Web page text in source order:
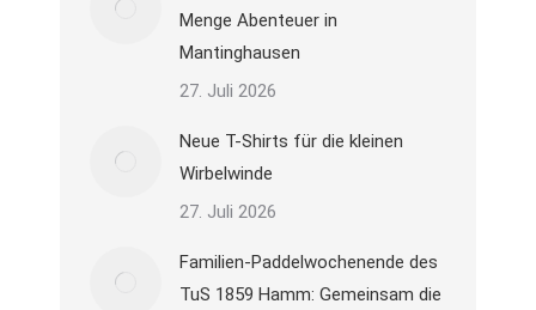
Menge Abenteuer in
Mantinghausen
27. Juli 2026
Neue T-Shirts für die kleinen
Wirbelwinde
27. Juli 2026
Familien-Paddelwochenende des
TuS 1859 Hamm: Gemeinsam die